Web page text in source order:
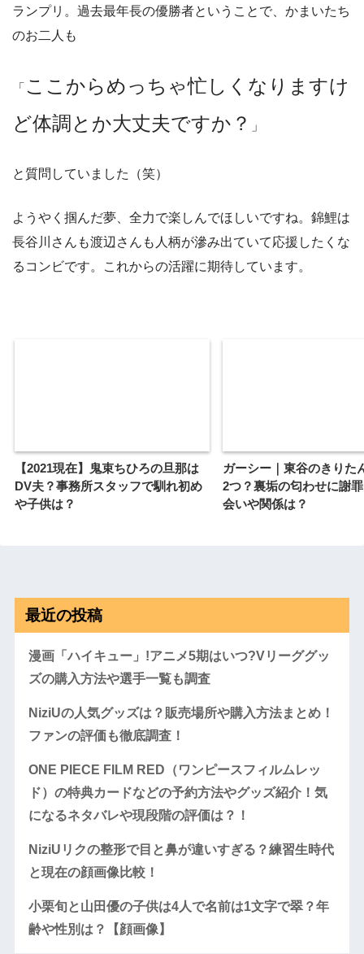
ランプリ。過去最年長の優勝者ということで、かまいたち
のお二人も
「 ここからめっちゃ忙しくなりますけ
ど体調とか大丈夫ですか？
」
と質問していました（笑）
ようやく掴んだ夢、全力で楽しんでほしいですね。錦鯉は
長谷川さんも渡辺さんも人柄が滲み出ていて応援したくな
るコンビです。これからの活躍に期待しています。
【2021現在】鬼束ちひろの旦那は
DV夫？事務所スタッフで馴れ初め
や子供は？
ガーシー｜東谷のきりた
2つ？裏垢の匂わせに謝
会いや関係は？
最近の投稿
漫画「ハイキュー」!アニメ5期はいつ?Vリーググッ
ズの購入方法や選手一覧も調査
NiziUの人気グッズは？販売場所や購入方法まとめ！
ファンの評価も徹底調査！
ONE PIECE FILM RED（ワンピースフィルムレッ
ド）の特典カードなどの予約方法やグッズ紹介！気
になるネタバレや現段階の評価は？！
NiziUリクの整形で目と鼻が違いすぎる？練習生時代
と現在の顔画像比較！
小栗旬と山田優の子供は4人で名前は1文字で翠？年
齢や性別は？【顔画像】